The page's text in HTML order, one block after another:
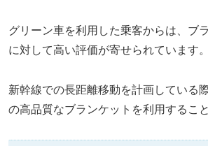
グリーン車を利用した乗客からは、ブ
に対して高い評価が寄せられています。
新幹線での長距離移動を計画している
の高品質なブランケットを利用するこ